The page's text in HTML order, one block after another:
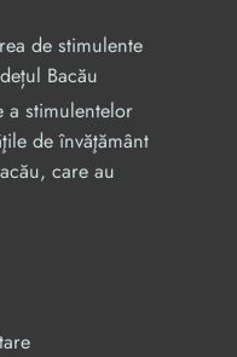
de stimulente
Bacău
a stimulentelor
de învăţământ
care au